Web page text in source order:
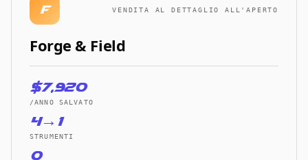
F VENDITA AL DETTAGLIO ALL'APERTO
Forge & Field
$7,920
/ANNO SALVATO
4→1
STRUMENTI
0